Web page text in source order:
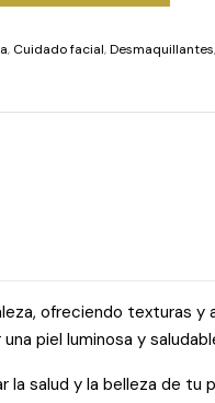
, Cuidado facial,Desmaquillantes,
ofreciendo texturas y
piel luminosa y
salud y la belleza de tu